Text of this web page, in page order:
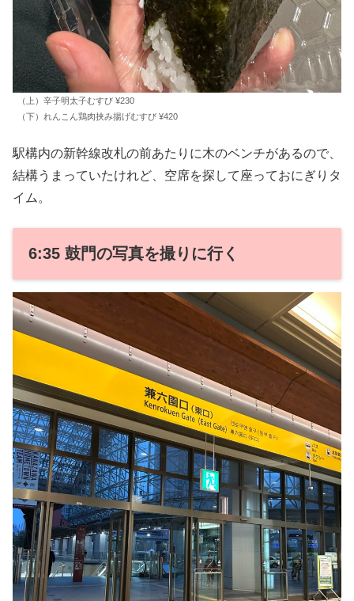
（上）辛子明太子むすび ¥230
（下）れんこん鶏肉挟み揚げむすび ¥420
駅構内の新幹線改札の前あたりに木のベンチがあるので、
結構うまっていたけれど、空席を探して座っておにぎりタ
イム。
6:35 鼓門の写真を撮りに行く